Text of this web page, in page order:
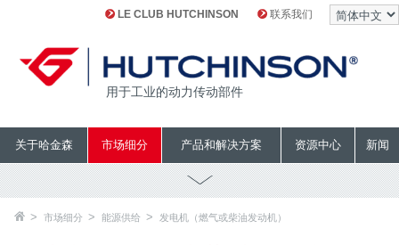
LE CLUB HUTCHINSON 联系我们
用于工业的动力传动部件
关于哈金森 市场细分 产品和解决方案 资源中心 新闻
市场细分 能源供给 发电机（燃气或柴油发动机）